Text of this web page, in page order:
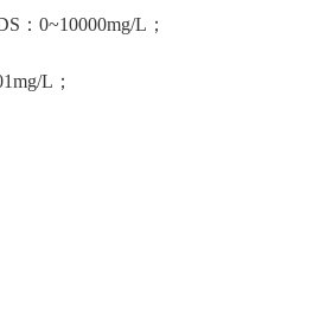
：0~10000mg/L；
L ；